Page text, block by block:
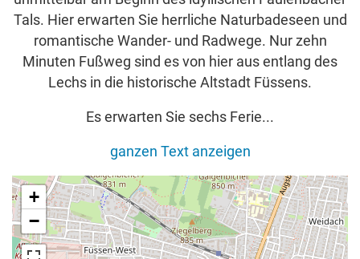
Tals. Hier erwarten Sie herrliche Naturbadeseen und
romantische Wander- und Radwege. Nur zehn
Minuten Fußweg sind es von hier aus entlang des
Lechs in die historische Altstadt Füssens.
Es erwarten Sie sechs Ferie...
ganzen Text anzeigen
+
−